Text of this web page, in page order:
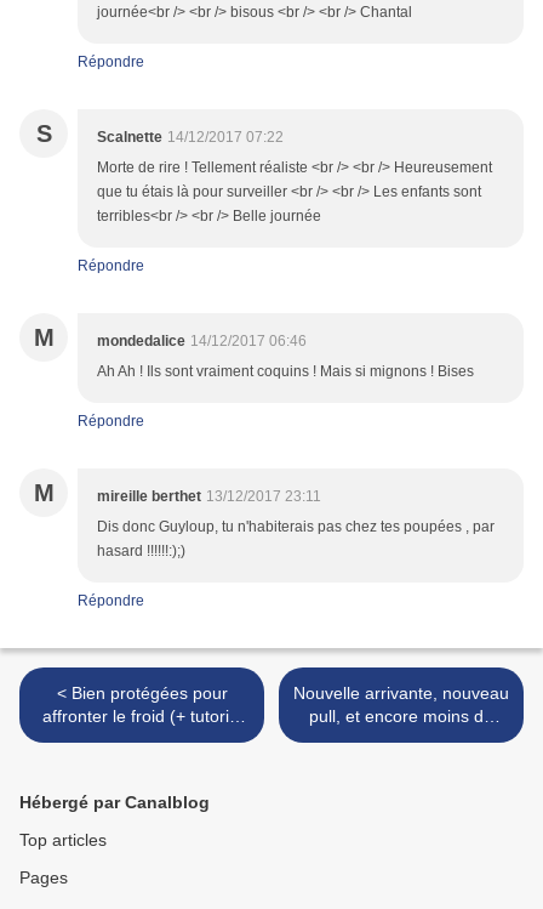
journée<br /> <br /> bisous <br /> <br /> Chantal
Répondre
S Scalnette 14/12/2017 07:22
Morte de rire ! Tellement réaliste <br /> <br /> Heureusement
que tu étais là pour surveiller <br /> <br /> Les enfants sont
terribles<br /> <br /> Belle journée
Répondre
M mondedalice 14/12/2017 06:46
Ah Ah ! Ils sont vraiment coquins ! Mais si mignons ! Bises
Répondre
M mireille berthet 13/12/2017 23:11
Dis donc Guyloup, tu n'habiterais pas chez tes poupées , par
hasard !!!!!!:);)
Répondre
< Bien protégées pour
affronter le froid (+ tutoriel
protège-oreilles) - Well
Nouvelle arrivante, nouveau
pull, et encore moins de
sagesse ! - Newcomer, new
Hébergé par Canalblog
Top articles
Pages